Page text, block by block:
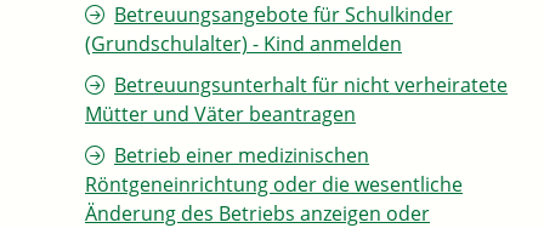
Betreuungsangebote für Schulkinder
(Grundschulalter) - Kind anmelden
Betreuungsunterhalt für nicht verheiratete
Mütter und Väter beantragen
Betrieb einer medizinischen
Röntgeneinrichtung oder die wesentliche
Änderung des Betriebs anzeigen oder